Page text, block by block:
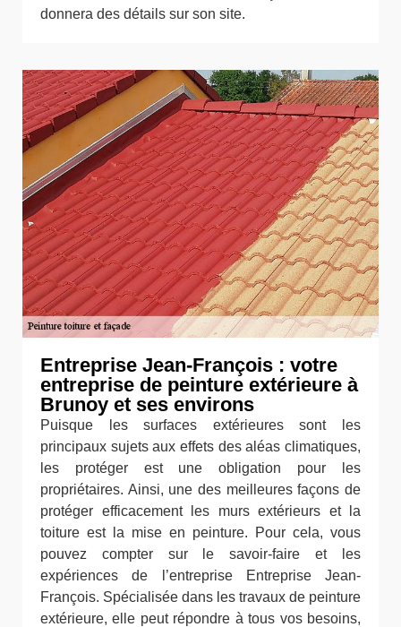
donnera des détails sur son site.
Entreprise Jean-François : votre
entreprise de peinture extérieure à
Brunoy et ses environs
Puisque les surfaces extérieures sont les
principaux sujets aux effets des aléas climatiques,
les protéger est une obligation pour les
propriétaires. Ainsi, une des meilleures façons de
protéger efficacement les murs extérieurs et la
toiture est la mise en peinture. Pour cela, vous
pouvez compter sur le savoir-faire et les
expériences de l’entreprise Entreprise Jean-
François. Spécialisée dans les travaux de peinture
extérieure, elle peut répondre à tous vos besoins,